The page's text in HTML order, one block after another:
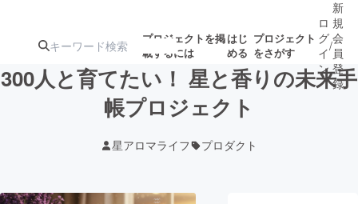
プロジェクトを掲
載するには
はじ
める
プロジェクト
をさがす
注目の新着プロ
ジェクト
募集終了が近いプ
ロジェクト
ロ
グ
イ
ン
/
新
規
会
員
登
録
300人と育てたい！ 星と香りの未来手
帳プロジェクト
星アロマライフ プロダクト